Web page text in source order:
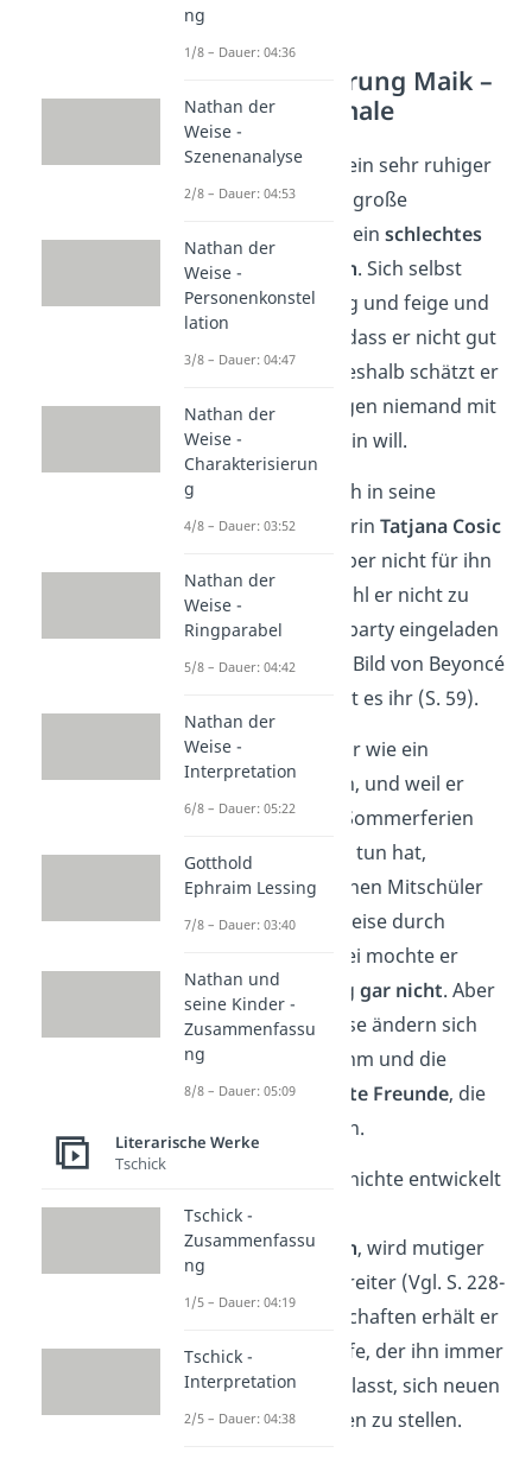
Charakterisierung Maik –
innere Merkmale
Maik ist nicht nur ein sehr ruhiger
Junge, er hat auch große
und einschlechtes
Selbstbewusstsein. Sich selbst
findet er langweilig und feige und
denkt außerdem, dass er nicht gut
aussieht (S. 89). Deshalb schätzt er
auch, dass deswegen niemand mit
ihm befreundet sein will.
Maik ist unsterblich in seine
beliebte MitschülerinTatjana Cosic
verliebt, die sich aber nicht für ihn
interessiert. Obwohl er nicht zu
ihrer Geburtstagsparty eingeladen
ist, zeichnet er ein Bild von Beyoncé
für sie und schenkt es ihr (S. 59).
Um sich nicht mehr wie ein
Verliererzu fühlen, und weil er
sowieso über die Sommerferien
nichts Besseres zu tun hat,
begleitetMaik seinen Mitschüler
Tschick bei einer Reise durch
Deutschland. Dabei mochte er
Tschick am Anfanggar nicht. Aber
während ihrer Reise ändern sich
seine Gefühle zu ihm und die
beiden werden
gute Freunde, die
einander vertrauen.
Im Laufe der Geschichte entwickelt
Maik ein
Selbstbewusstsein, wird mutiger
und auch risikobereiter (Vgl. S. 228-
230). Diese Eigenschaften erhält er
durch Tschicks Hilfe, der ihn immer
wieder dazu veranlasst, sich neuen
Herausforderungen zu stellen.
ng
1/8 – Dauer: 04:36
Nathan der
Weise -
Szenenanalyse
2/8 – Dauer: 04:53
Nathan der
Weise -
Personenkonstel
lation
3/8 – Dauer: 04:47
Nathan der
Weise -
Charakterisierun
g
4/8 – Dauer: 03:52
Nathan der
Weise -
Ringparabel
5/8 – Dauer: 04:42
Nathan der
Weise -
Interpretation
6/8 – Dauer: 05:22
Gotthold
Ephraim Lessing
7/8 – Dauer: 03:40
Nathan und
seine Kinder -
Zusammenfassu
ng
8/8 – Dauer: 05:09
Literarische Werke
Tschick
Tschick -
Zusammenfassu
ng
1/5 – Dauer: 04:19
Tschick -
Interpretation
2/5 – Dauer: 04:38